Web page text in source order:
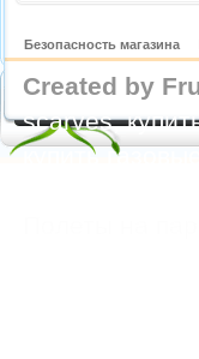
Безопасность магазина
Created by
scarves,
купить